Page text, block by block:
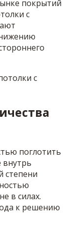
покрытий
с
поглотить
степени
в силах.
к решению